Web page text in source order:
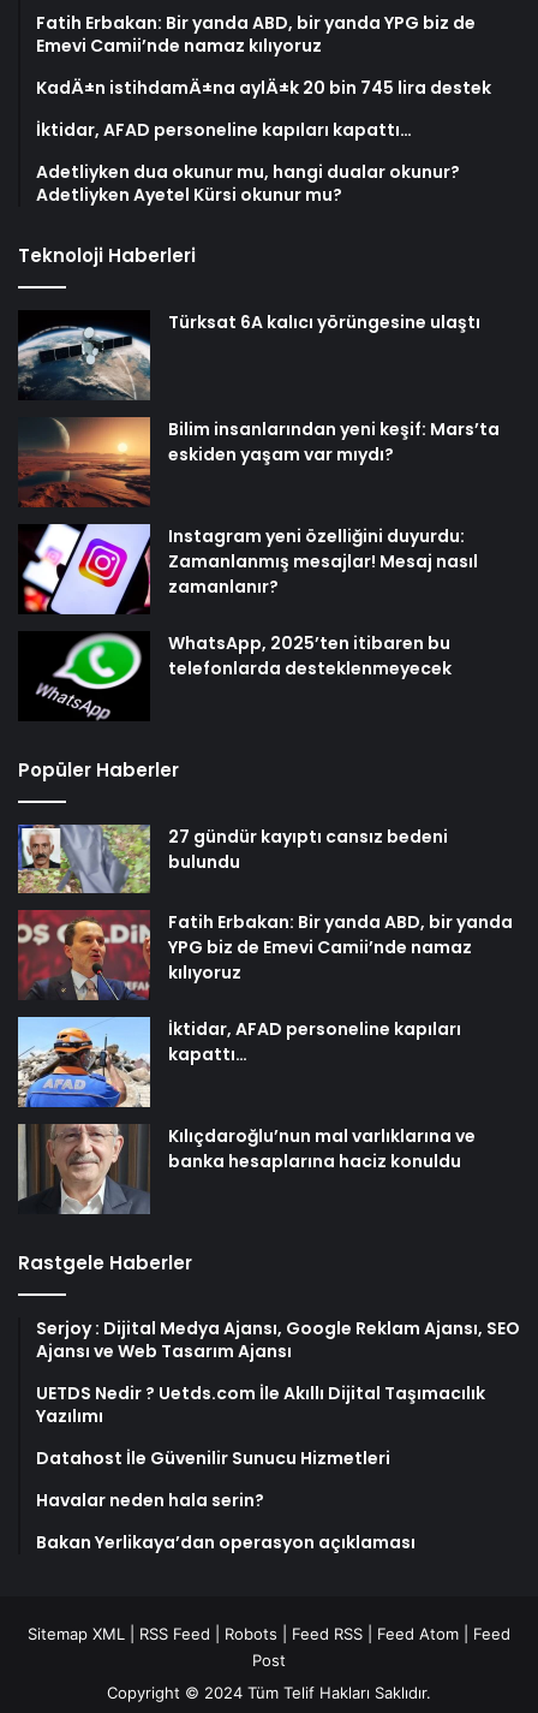
Fatih Erbakan: Bir yanda ABD, bir yanda YPG biz de
Emevi Camii’nde namaz kılıyoruz
KadÄ±n istihdamÄ±na aylÄ±k 20 bin 745 lira destek
İktidar, AFAD personeline kapıları kapattı…
Adetliyken dua okunur mu, hangi dualar okunur?
Adetliyken Ayetel Kürsi okunur mu?
Teknoloji Haberleri
Türksat 6A kalıcı yörüngesine ulaştı
Bilim insanlarından yeni keşif: Mars’ta
eskiden yaşam var mıydı?
Instagram yeni özelliğini duyurdu:
Zamanlanmış mesajlar! Mesaj nasıl
zamanlanır?
WhatsApp, 2025’ten itibaren bu
telefonlarda desteklenmeyecek
Popüler Haberler
27 gündür kayıptı cansız bedeni
bulundu
Fatih Erbakan: Bir yanda ABD, bir yanda
YPG biz de Emevi Camii’nde namaz
kılıyoruz
İktidar, AFAD personeline kapıları
kapattı…
Kılıçdaroğlu’nun mal varlıklarına ve
banka hesaplarına haciz konuldu
Rastgele Haberler
Serjoy : Dijital Medya Ajansı, Google Reklam Ajansı, SEO
Ajansı ve Web Tasarım Ajansı
UETDS Nedir ? Uetds.com İle Akıllı Dijital Taşımacılık
Yazılımı
Datahost İle Güvenilir Sunucu Hizmetleri
Havalar neden hala serin?
Bakan Yerlikaya’dan operasyon açıklaması
Sitemap XML RSS Feed Robots Feed RSS Feed Atom
Feed
Post
Copyright © 2024 Tüm Telif Hakları Saklıdır.